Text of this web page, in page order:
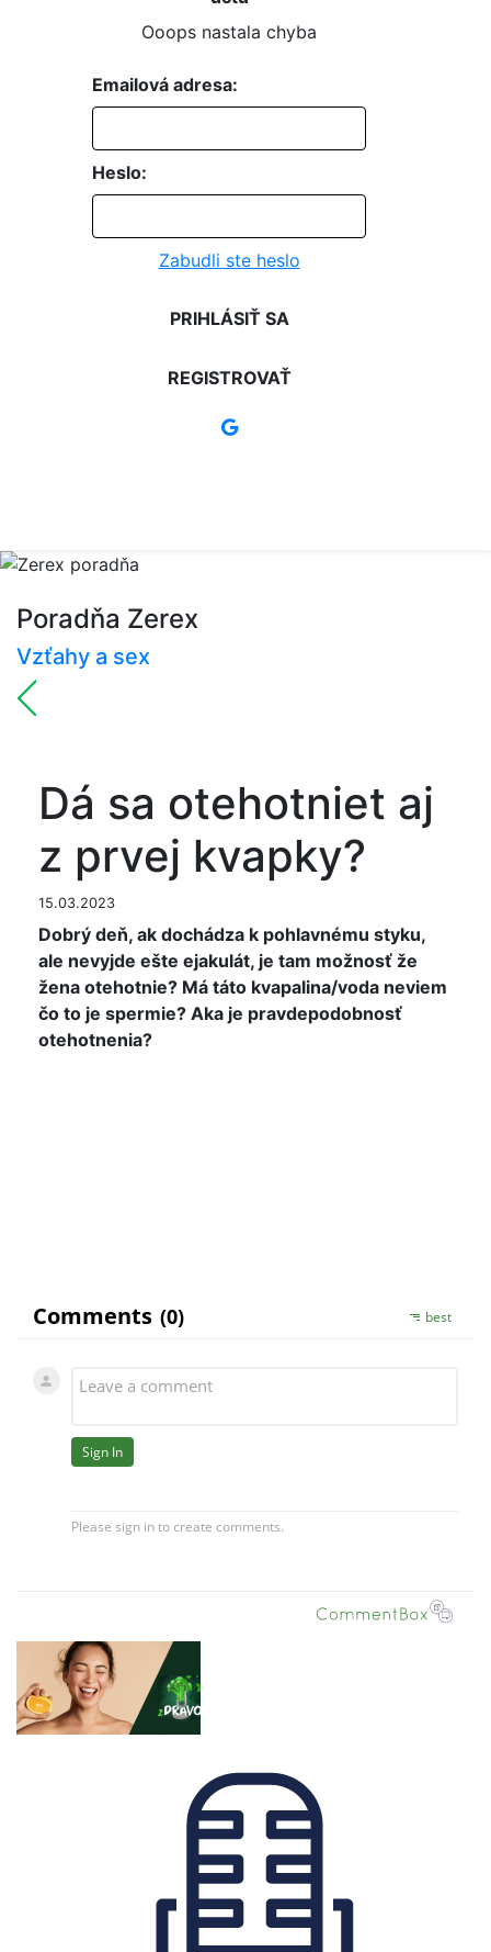
Ooops nastala chyba
Emailová adresa:
Heslo:
Zabudli ste heslo
PRIHLÁSIŤ SA
REGISTROVAŤ
Poradňa Zerex
Vzťahy a sex
Dá sa otehotniet aj
z prvej kvapky?
15.03.2023
Dobrý deň, ak dochádza k pohlavnému styku,
ale nevyjde ešte ejakulát, je tam možnosť že
žena otehotnie? Má táto kvapalina/voda neviem
čo to je spermie? Aka je pravdepodobnosť
otehotnenia?